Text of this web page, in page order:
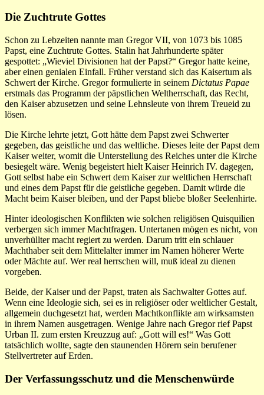
Die Zuchtrute Gottes
Schon zu Lebzeiten nannte man Gregor VII, von 1073 bis 1085
Papst, eine Zuchtrute Gottes. Stalin hat Jahrhunderte später
gespottet: „Wieviel Divisionen hat der Papst?“ Gregor hatte keine,
aber einen genialen Einfall. Früher verstand sich das Kaisertum als
Schwert der Kirche. Gregor formulierte in seinem Dictatus Papae
erstmals das Programm der päpstlichen Weltherrschaft, das Recht,
den Kaiser abzusetzen und seine Lehnsleute von ihrem Treueid zu
lösen.
Die Kirche lehrte jetzt, Gott hätte dem Papst zwei Schwerter
gegeben, das geistliche und das weltliche. Dieses leite der Papst dem
Kaiser weiter, womit die Unterstellung des Reiches unter die Kirche
besiegelt wäre. Wenig begeistert hielt Kaiser Heinrich IV. dagegen,
Gott selbst habe ein Schwert dem Kaiser zur weltlichen Herrschaft
und eines dem Papst für die geistliche gegeben. Damit würde die
Macht beim Kaiser bleiben, und der Papst bliebe bloßer Seelenhirte.
Hinter ideologischen Konflikten wie solchen religiösen Quisquilien
verbergen sich immer Machtfragen. Untertanen mögen es nicht, von
unverhüllter macht regiert zu werden. Darum tritt ein schlauer
Machthaber seit dem Mittelalter immer im Namen höherer Werte
oder Mächte auf. Wer real herrschen will, muß ideal zu dienen
vorgeben.
Beide, der Kaiser und der Papst, traten als Sachwalter Gottes auf.
Wenn eine Ideologie sich, sei es in religiöser oder weltlicher Gestalt,
allgemein duchgesetzt hat, werden Machtkonflikte am wirksamsten
in ihrem Namen ausgetragen. Wenige Jahre nach Gregor rief Papst
Urban II. zum ersten Kreuzzug auf: „Gott will es!“ Was Gott
tatsächlich wollte, sagte den staunenden Hörern sein berufener
Stellvertreter auf Erden.
Der Verfassungsschutz und die Menschenwürde